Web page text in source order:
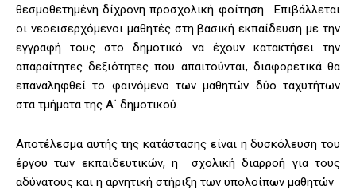
θεσμοθετημένη δίχρονη προσχολική φοίτηση. Επιβάλλεται
οι νεοεισερχόμενοι μαθητές στη βασική εκπαίδευση με την
εγγραφή τους στο δημοτικό να έχουν κατακτήσει την
απαραίτητες δεξιότητες που απαιτούνται, διαφορετικά θα
επαναληφθεί το φαινόμενο των μαθητών δύο ταχυτήτων
στα τμήματα της Α΄ δημοτικού.
Αποτέλεσμα αυτής της κατάστασης είναι η δυσκόλευση του
έργου των εκπαιδευτικών, η σχολική διαρροή για τους
αδύνατους και η αρνητική στήριξη των υπολοίπων μαθητών